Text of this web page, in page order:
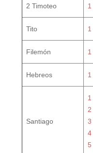
2 Timoteo 1
Tito 1
Filemón 1
Hebreos 1
Santiago
1
2
3
4
5